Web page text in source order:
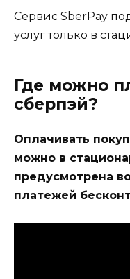
Сервис SberPay
услуг только в
Где можно
сберпэй?
Оплачивать
можно в
предусмотрена
платежей